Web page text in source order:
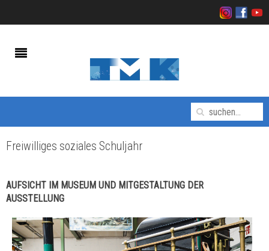
Freiwilliges soziales Schuljahr
AUFSICHT IM MUSEUM UND MITGESTALTUNG DER
AUSSTELLUNG